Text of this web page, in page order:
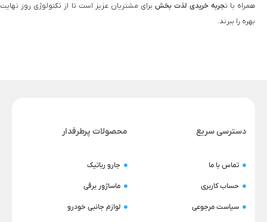
همراه با تجربه خریدی لذت‌ بخشبرای مشتریان عزیز است تا از تکنولوژی روز نهایت
بهره را ببرند.
دسترسی سریع
تماس با ما
حساب کاربری
سیاست مرجوعی
محصولات پرطرفدار
جارو رباتیک
ماساژور برقی
لوازم جانبی خودرو